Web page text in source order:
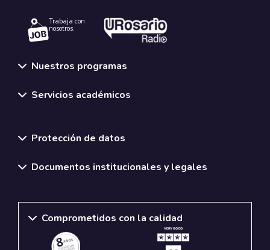
Trabaja con
nosotros.
Nuestros programas
Servicios académicos
Protección de datos
Documentos institucionales y legales
Comprometidos con la calidad